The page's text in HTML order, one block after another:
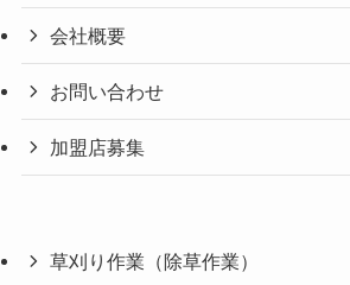
会社概要
お問い合わせ
加盟店募集
草刈り作業（除草作業）